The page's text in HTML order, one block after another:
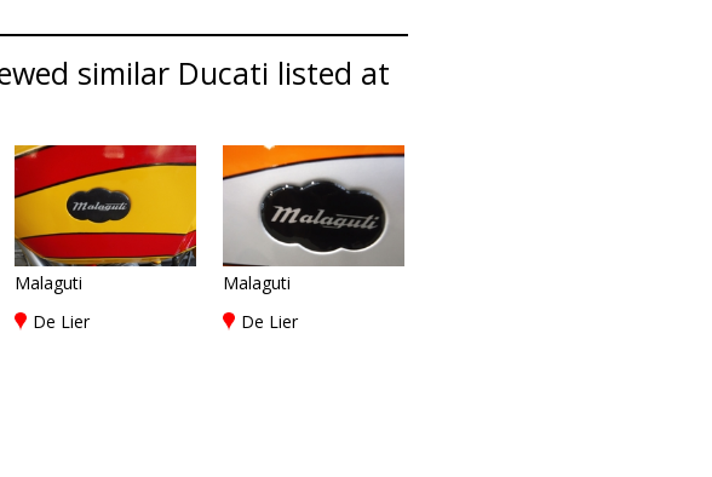
similar Ducati listed at
Malaguti
De Lier
Malaguti
De Lier